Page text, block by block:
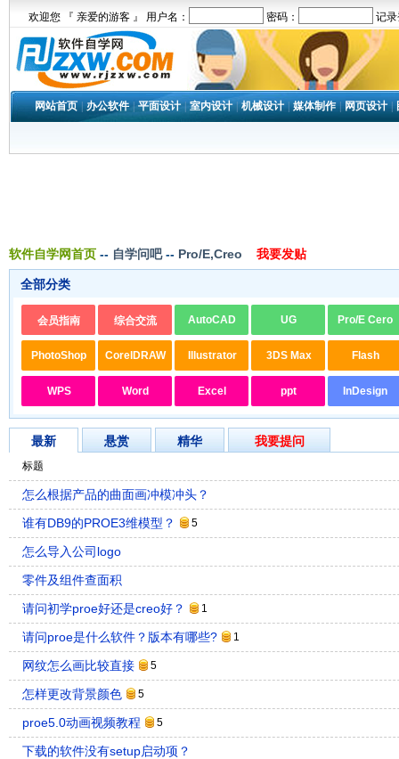
欢迎您 『 亲爱的游客 』 用户名： 密码： 记
网站首页 |办公软件 平面设计 |室内设计 |机械设计 |媒体制作 |网页设计 |
软件自学网首页 -- 自学问吧-- Pro/E,Creo 我要发贴
全部分类
会员指南 综合交流 AutoCAD UG Pro/E Cero
PhotoShop CorelDRAW Illustrator 3DS Max Flash
WPS Word Excel ppt InDesign
最新 悬赏 精华 我要提问
标题
怎么根据产品的曲面画冲模冲头？
谁有DB9的PROE3维模型？
5
怎么导入公司logo
零件及组件查面积
请问初学proe好还是creo好？
1
请问proe是什么软件？版本有哪些? 1
网纹怎么画比较直接 5
怎样更改背景颜色 5
proe5.0动画视频教程 5
下载的软件没有setup启动项？